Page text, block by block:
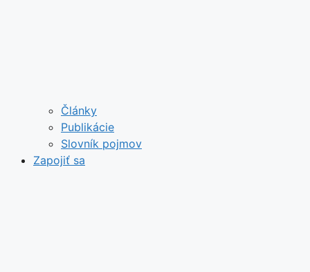
Články
Publikácie
Slovník pojmov
Zapojiť sa